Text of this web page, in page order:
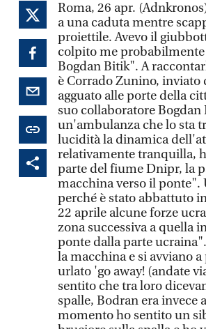
Roma, 26 apr.
a una caduta mentre
proiettile. Avevo il
colpito me
Bogdan Bitik". A
è Corrado Zunino,
agguato alle porte della
suo collaboratore
un'ambulanza che lo sta
lucidità la dinamica
relativamente tranquilla,
parte del fiume Dnipr, la
macchina verso il ponte".
perché è stato abbattuto
22 aprile alcune forze
zona successiva a quella
ponte dalla parte
la macchina e si avviano
urlato 'go away! (andate
sentito che tra loro
spalle, Bodran era invece
momento ho sentito un